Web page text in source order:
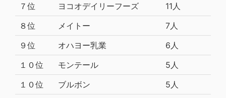
７位
ヨコオデイリーフーズ
11人
８位
メイトー
7人
９位
オハヨー乳業
6人
１０位
モンテール
5人
１０位
ブルボン
5人